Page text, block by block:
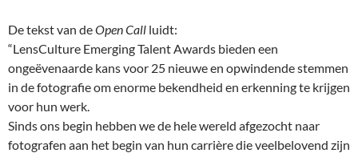
De tekst van deOpen Call luidt:
“LensCulture Emerging Talent Awards bieden een
ongeëvenaarde kans voor 25 nieuwe en opwindende stemmen
in de fotografie om enorme bekendheid en erkenning te krijgen
voor hun werk.
Sinds ons begin hebben we de hele wereld afgezocht naar
fotografen aan het begin van hun carrière die veelbelovend zijn